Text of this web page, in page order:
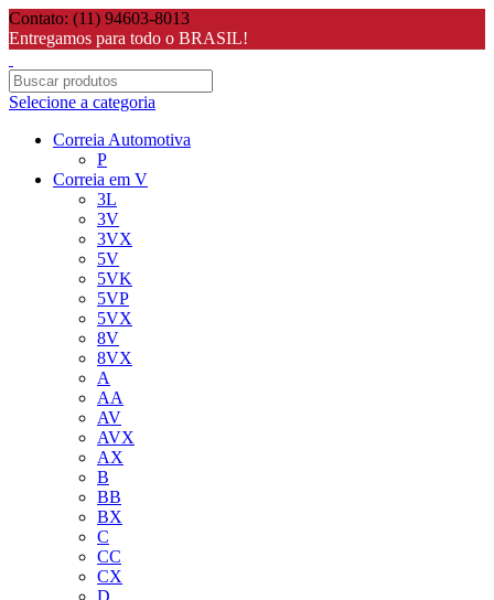
Contato: (11) 94603-8013
Entregamos para todo o BRASIL!
Selecione a categoria
Correia Automotiva
P
Correia em V
3L
3V
3VX
5V
5VK
5VP
5VX
8V
8VX
A
AA
AV
AVX
AX
B
BB
BX
C
CC
CX
D